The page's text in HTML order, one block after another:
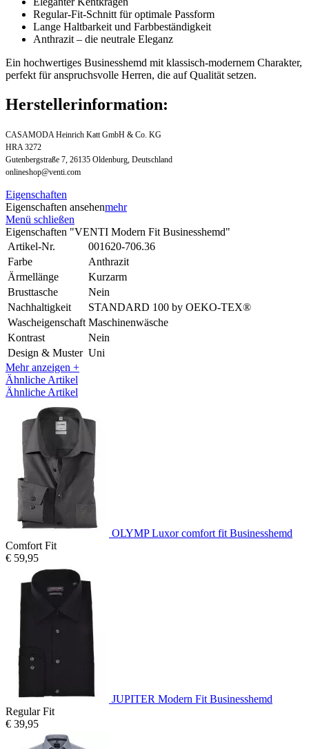
Regular-Fit-Schnitt für optimale Passform
Lange Haltbarkeit und Farbbeständigkeit
Anthrazit – die neutrale Eleganz
Ein hochwertiges Businesshemd mit klassisch-modernem Charakter,
perfekt für anspruchsvolle Herren, die auf Qualität setzen.
Herstellerinformation:
CASAMODA Heinrich Katt GmbH & Co. KG
HRA 3272
Gutenbergstraße 7, 26135 Oldenburg, Deutschland
onlineshop@venti.com
Eigenschaften
Eigenschaften ansehenmehr
Menü schließen
Eigenschaften "VENTI Modern Fit Businesshemd"
Artikel-Nr.
001620-706.36
Farbe
Anthrazit
Ärmellänge
Kurzarm
Brusttasche
Nein
Nachhaltigkeit
STANDARD 100 by OEKO-TEX®
Wascheigenschaft Maschinenwäsche
Kontrast
Nein
Design & Muster Uni
Mehr anzeigen +
Ähnliche Artikel
Ähnliche Artikel
OLYMP Luxor comfort fit Businesshemd
Comfort Fit
€ 59,95
JUPITER Modern Fit Businesshemd
Regular Fit
€ 39,95